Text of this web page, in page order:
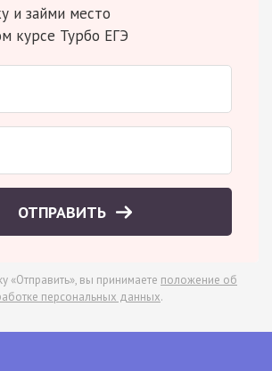
и займи место
курсе Турбо ЕГЭ
ОТПРАВИТЬ
«Отправить», вы принимаете положение об
персональных данных.